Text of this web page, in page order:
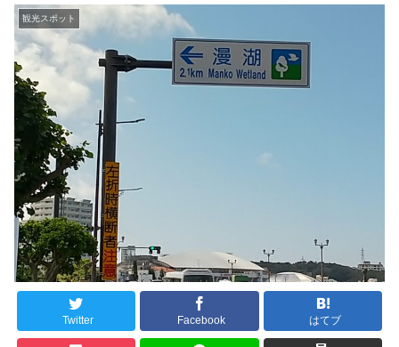
観光スポット
Twitter Facebook はてブ